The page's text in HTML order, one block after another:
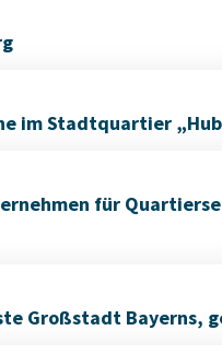
im Stadtquartier
für
Großstadt Bayerns,